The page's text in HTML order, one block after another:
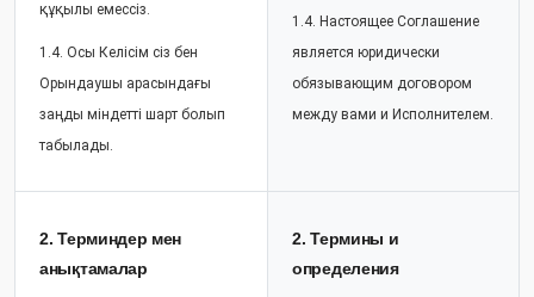
құқылы емессіз.
1.4. Осы Келісім сіз бен
Орындаушы арасындағы
заңды міндетті шарт болып
табылады.
1.4. Настоящее Соглашение
является юридически
обязывающим договором
между вами и Исполнителем.
2. Терминдер мен
анықтамалар
2. Термины и
определения